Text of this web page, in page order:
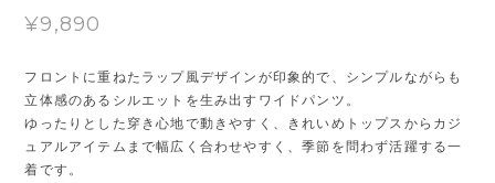
¥9,890
フロントに重ねたラップ風デザインが印象的で、シンプルながらも
立体感のあるシルエットを生み出すワイドパンツ。
ゆったりとした穿き心地で動きやすく、きれいめトップスからカジ
ュアルアイテムまで幅広く合わせやすく、季節を問わず活躍する一
着です。